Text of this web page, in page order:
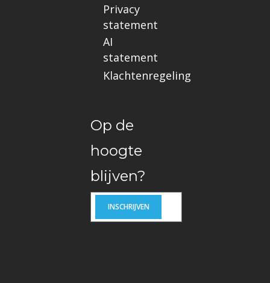
Privacy
statement
AI
statement
Klachtenregeling
Op de
hoogte
blijven?